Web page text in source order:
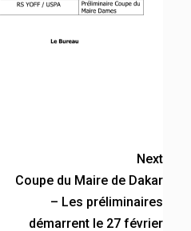
Next
Coupe du Maire de Dakar
– Les préliminaires
démarrent le 27 février